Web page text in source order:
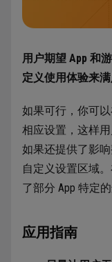
用户期望 App 和
定义使用体验来满
如果可行，你可
相应设置，这样
如果还提供了影
自定义设置区域。
了部分 App 特定的
应用指南